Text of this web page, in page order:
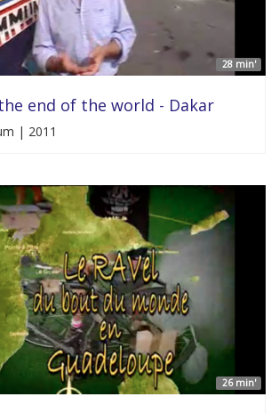
28 min'
end of the world - Dakar
| 2011
26 min'